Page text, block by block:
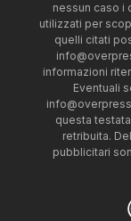
nessun caso i
utilizzati per
quelli citati
informazioni
Eventuali
questa
retribuita.
pubblicitari